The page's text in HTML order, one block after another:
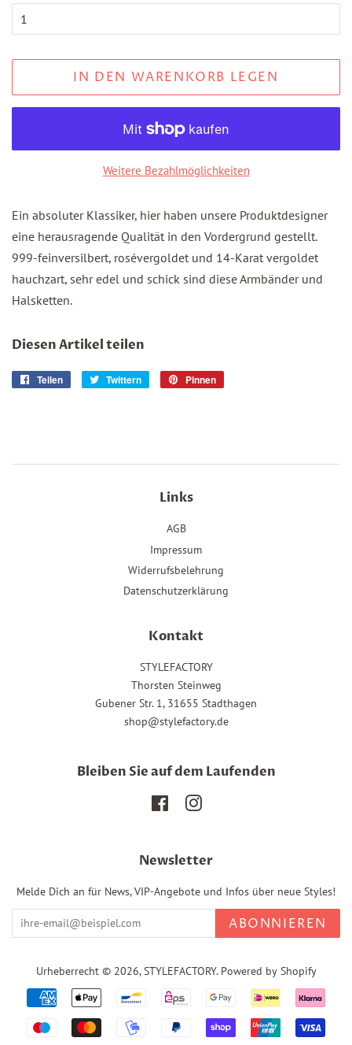
IN DEN WARENKORB LEGEN
Weitere Bezahlmöglichkeiten
Ein absoluter Klassiker, hier haben unsere Produktdesigner
eine herausragende Qualität in den Vordergrund gestellt.
999-feinversilbert, rosévergoldet und 14-Karat vergoldet
hauchzart, sehr edel und schick sind diese Armbänder und
Halsketten.
Diesen Artikel teilen
Teilen Twittern Pinnen
Links
AGB
Impressum
Widerrufsbelehrung
Datenschutzerklärung
Kontakt
STYLEFACTORY
Thorsten Steinweg
Gubener Str. 1, 31655 Stadthagen
shop@stylefactory.de
Bleiben Sie auf dem Laufenden
FacebookInstagram
Newsletter
Melde Dich an für News, VIP-Angebote und Infos über neue Styles!
ABONNIEREN
Urheberrecht © 2026,STYLEFACTORY. Powered by Shopify
Zahlungsarten